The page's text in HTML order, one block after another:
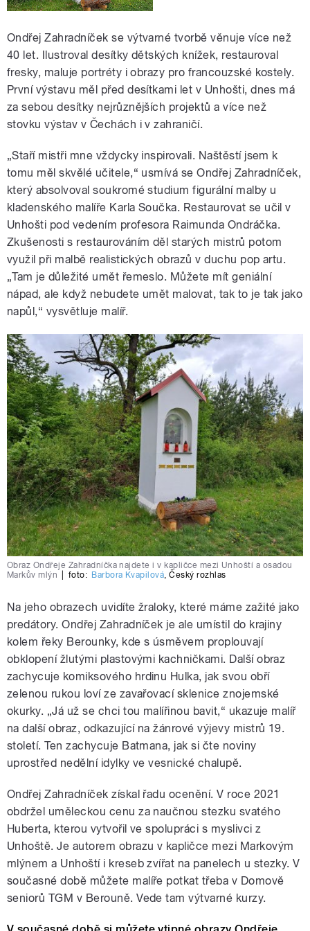
Ondřej Zahradníček se výtvarné tvorbě věnuje více než
40 let. Ilustroval desítky dětských knížek, restauroval
fresky, maluje portréty i obrazy pro francouzské kostely.
První výstavu měl před desítkami let v Unhošti, dnes má
za sebou desítky nejrůznějších projektů a více než
stovku výstav v Čechách i v zahraničí.
„Staří mistři mne vždycky inspirovali. Naštěstí jsem k
tomu měl skvělé učitele,“ usmívá se Ondřej Zahradníček,
který absolvoval soukromé studium figurální malby u
kladenského malíře Karla Součka. Restaurovat se učil v
Unhošti pod vedením profesora Raimunda Ondráčka.
Zkušenosti s restaurováním děl starých mistrů potom
využil při malbě realistických obrazů v duchu pop artu.
„Tam je důležité umět řemeslo. Můžete mít geniální
nápad, ale když nebudete umět malovat, tak to je tak jako
napůl,“ vysvětluje malíř.
Obraz Ondřeje Zahradníčka najdete i v kapličce mezi Unhoští a osadou
Markův mlýn
foto: Barbora Kvapilová,Český rozhlas
Na jeho obrazech uvidíte žraloky, které máme zažité jako
predátory. Ondřej Zahradníček je ale umístil do krajiny
kolem řeky Berounky, kde s úsměvem proplouvají
obklopení žlutými plastovými kachničkami. Další obraz
zachycuje komiksového hrdinu Hulka, jak svou obří
zelenou rukou loví ze zavařovací sklenice znojemské
okurky. „Já už se chci tou malířinou bavit,“ ukazuje malíř
na další obraz, odkazující na žánrové výjevy mistrů 19.
století. Ten zachycuje Batmana, jak si čte noviny
uprostřed nedělní idylky ve vesnické chalupě.
Ondřej Zahradníček získal řadu ocenění. V roce 2021
obdržel uměleckou cenu za naučnou stezku svatého
Huberta, kterou vytvořil ve spolupráci s myslivci z
Unhoště. Je autorem obrazu v kapličce mezi Markovým
mlýnem a Unhoští i kreseb zvířat na panelech u stezky. V
současné době můžete malíře potkat třeba v Domově
seniorů TGM v Berouně. Vede tam výtvarné kurzy.